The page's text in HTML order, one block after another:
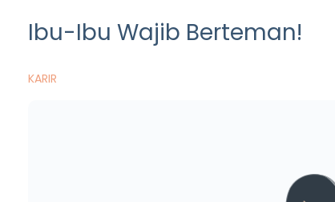
Ibu-Ibu Wajib Berteman!
KARIR